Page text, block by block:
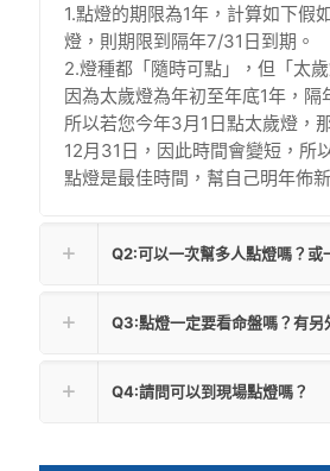
1.點燈的期限為1年，計算如下假
燈，則期限到隔年7/31日到期。
2.燈種都「隨時可點」，但「太
因為太歲燈為年初至年底1年，隔
所以若您今年3月1日點太歲燈，
12月31日，因此時間會變短，所
點燈是最佳時間，幫自己明年佈新
Q2:可以一次幫多人點燈嗎？或
Q3:點燈一定要看命盤嗎？有另
Q4:請問可以到現場點燈嗎？